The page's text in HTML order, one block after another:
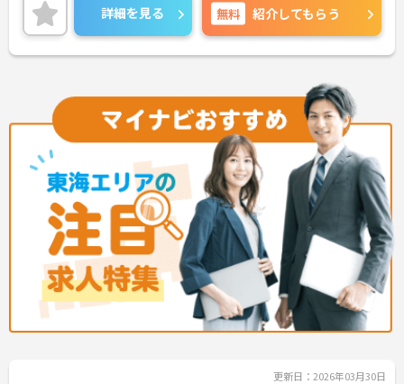
ご興味ある方には、面接のポイントなど、さらに詳
細をお話致しますのでお気軽にご相談ください。
詳細を見る 無料 紹介してもらう
更新日：2026年03月30日